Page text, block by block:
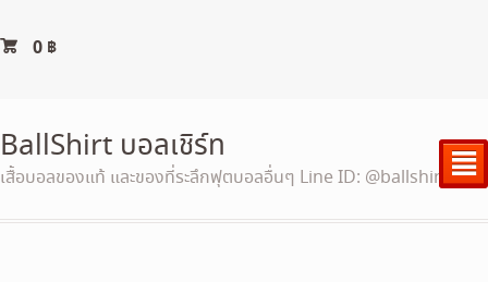
0 ฿
BallShirt บอลเชิร์ท
เสื้อบอลของแท้ และของที่ระลึกฟุตบอลอื่นๆ Line ID: @ballshirt²